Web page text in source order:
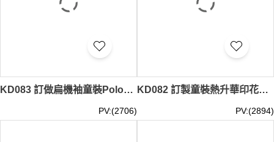
KD083 訂做扁機袖童裝Polo恤 半筒 童裝供應商 白色
PV:(2706)
KD082 訂製童裝熱升華印花Polo恤 設計短袖印花LOGO領Polo恤 Polo恤供應商 澳洲 非牟利團體 制服
PV:(2894)